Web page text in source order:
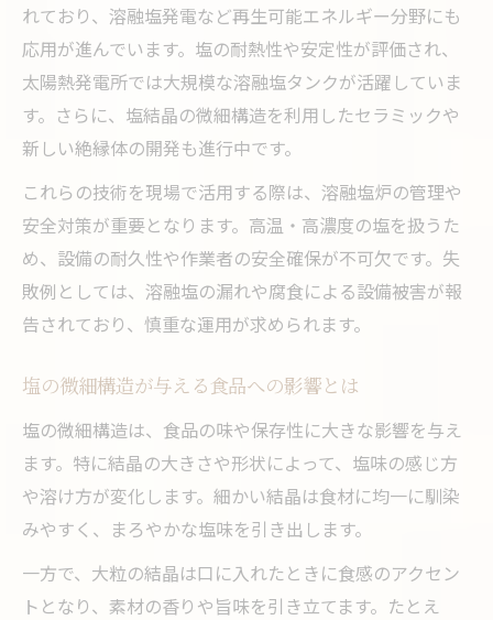
れており、溶融塩発電など再生可能エネルギー分野にも
応用が進んでいます。塩の耐熱性や安定性が評価され、
太陽熱発電所では大規模な溶融塩タンクが活躍していま
す。さらに、塩結晶の微細構造を利用したセラミックや
新しい絶縁体の開発も進行中です。
これらの技術を現場で活用する際は、溶融塩炉の管理や
安全対策が重要となります。高温・高濃度の塩を扱うた
め、設備の耐久性や作業者の安全確保が不可欠です。失
敗例としては、溶融塩の漏れや腐食による設備被害が報
告されており、慎重な運用が求められます。
塩の微細構造が与える食品への影響とは
塩の微細構造は、食品の味や保存性に大きな影響を与え
ます。特に結晶の大きさや形状によって、塩味の感じ方
や溶け方が変化します。細かい結晶は食材に均一に馴染
みやすく、まろやかな塩味を引き出します。
一方で、大粒の結晶は口に入れたときに食感のアクセン
トとなり、素材の香りや旨味を引き立てます。たとえ